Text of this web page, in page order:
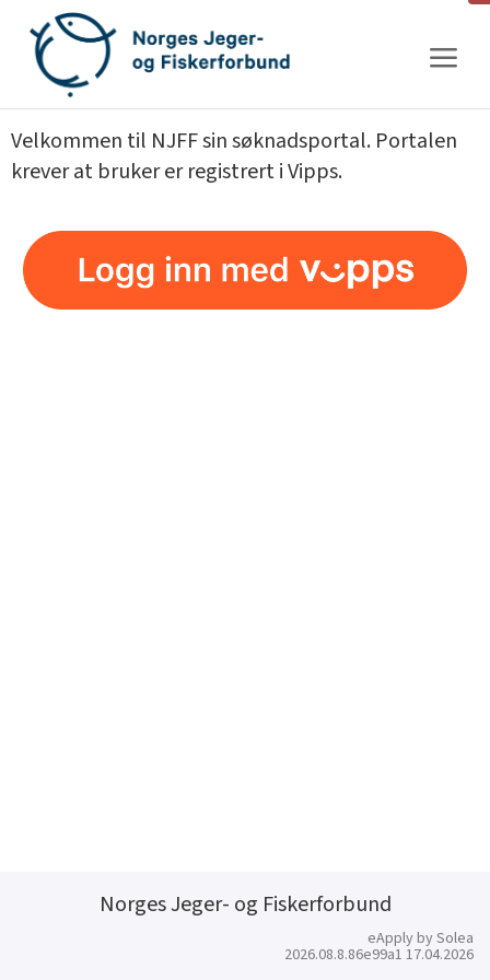
innhold
Velkommen til NJFF sin søknadsportal. Portalen
krever at bruker er registrert i Vipps.
Norges Jeger- og Fiskerforbund
eApply by Solea
2026.08.8.86e99a1 17.04.2026